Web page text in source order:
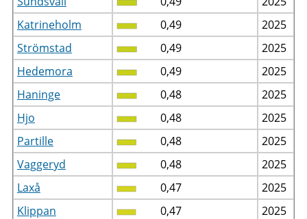
Katrineholm
0,49
2025
Strömstad
0,49
2025
Hedemora
0,49
2025
Haninge
0,48
2025
Hjo
0,48
2025
Partille
0,48
2025
Vaggeryd
0,48
2025
Laxå
0,47
2025
Klippan
0,47
2025